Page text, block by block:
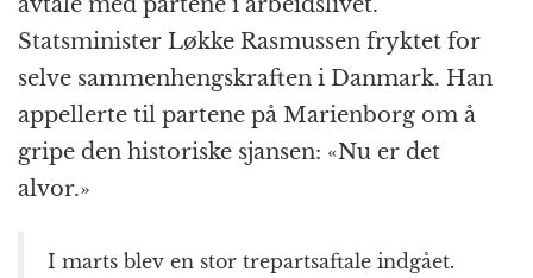
Statsminister Løkke Rasmussen fryktet for
selve sammenhengskraften i Danmark. Han
appellerte til partene på Marienborg om å
gripe den historiske sjansen: «Nu er det
alvor.»
I marts blev en stor trepartsaftale indgået.